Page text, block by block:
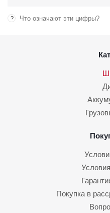
? Что означают эти цифры?
Покупка в